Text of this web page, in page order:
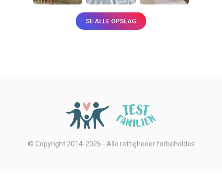
SE ALLE OPSLAG
© Copyright 2014-2026 - Alle rettigheder forbeholdes